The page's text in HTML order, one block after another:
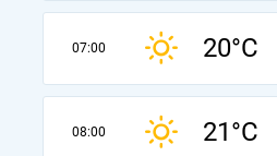
07:00 20°C
08:00 21°C